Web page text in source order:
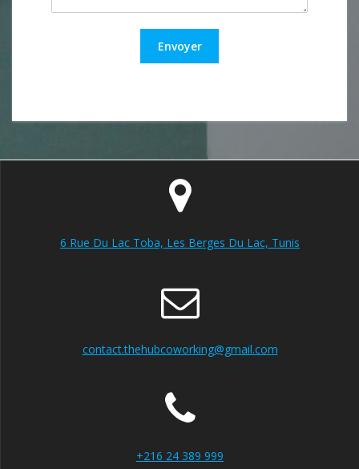
Envoyer
6 Rue Du Lac Toba, Les Berges Du Lac, Tunis
contact.thehubcoworking@gmail.com
+216 24 389 999